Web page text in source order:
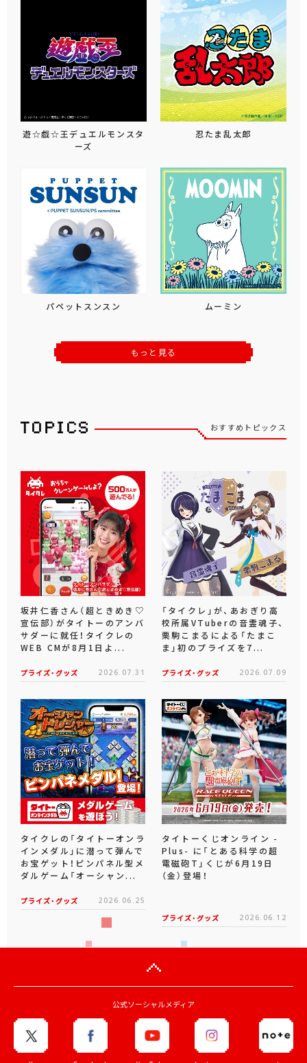
遊☆戯☆王デュエルモンスタ
ーズ
忍たま乱太郎
パペットスンスン ムーミン
もっと見る
おすすめトピックス
坂井仁香さん（超ときめき♡
宣伝部）がタイトーのアンバ
サダーに就任！タイクレの
WEB CMが8月1日よ...
プライズ・グッズ 2026.07.31
「タイクレ」が、あおぎり高
校所属VTuberの音霊魂子、
栗駒こまるによる「たまこ
ま」初のプライズを7...
プライズ・グッズ 2026.07.09
タイクレの「タイトーオンラ
インメダル」に潜って弾んで
お宝ゲット！ピンパネル型メ
ダルゲーム「オーシャン...
プライズ・グッズ 2026.06.25
タイトーくじオンライン -
Plus- に「とある科学の超
電磁砲T」くじが6月19日
（金）登場！
プライズ・グッズ 2026.06.12
公式ソーシャルメディア